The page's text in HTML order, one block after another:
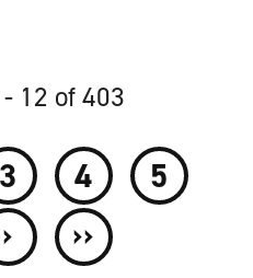
12 of 403
3 4
5
› ››